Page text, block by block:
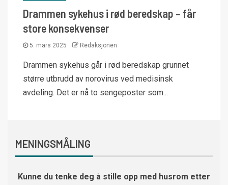
Drammen sykehus i rød beredskap – får
store konsekvenser
5. mars 2025 Redaksjonen
Drammen sykehus går i rød beredskap grunnet
større utbrudd av norovirus ved medisinsk
avdeling. Det er nå to sengeposter som...
MENINGSMÅLING
Kunne du tenke deg å stille opp med husrom etter